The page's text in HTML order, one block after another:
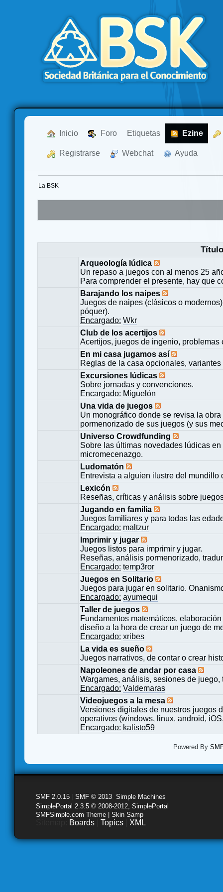
Inicio Foro Etiquetas Ezine
Registrarse Webchat Ayuda
La BSK
Título
Arqueología lúdica
Un repaso a juegos con al menos 25
Para comprender el presente, hay que
Barajando los naipes
Juegos de naipes (clásicos o
póquer).
Encargado: Wkr
Club de los acertijos
Acertijos, juegos de ingenio,
En mi casa jugamos así
Reglas de la casa opcionales,
Excursiones lúdicas
Sobre jornadas y convenciones.
Encargado: Miguelón
Una vida de juegos
Un monográfico donde se revisa la
pormenorizado de sus juegos (y sus
Universo Crowdfunding
Sobre las últimas novedades lúdicas
micromecenazgo.
Ludomatón
Entrevista a alguien ilustre del mundillo
Lexicón
Reseñas, críticas y análisis sobre
Jugando en familia
Juegos familiares y para todas las
Encargado: maltzur
Imprimir y jugar
Juegos listos para imprimir y jugar.
Reseñas, análisis pormenorizado,
Encargado: temp3ror
Juegos en Solitario
Juegos para jugar en solitario.
Encargado: ayumequi
Taller de juegos
Fundamentos matemáticos,
diseño a la hora de crear un juego de
Encargado: xribes
La vida es sueño
Juegos narrativos, de contar o crear
Napoleones de andar por casa
Wargames, análisis, sesiones de
Encargado: Valdemaras
Videojuegos a la mesa
Versiones digitales de nuestros juegos
operativos (windows, linux, android,
Encargado: kalisto59
Powered By
SMF 2.0.15 SMF © 2013 Simple Machines
SimplePortal 2.3.5 © 2008-2012, SimplePortal
SMFSimple.com Theme | Skin Samp
Boards Topics XML